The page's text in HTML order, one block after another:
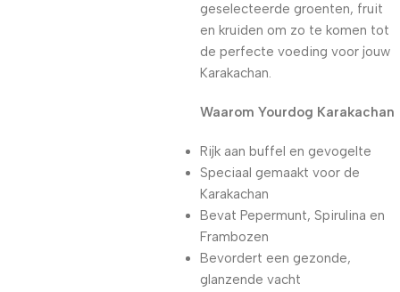
geselecteerde groenten, fruit
en kruiden om zo te komen tot
de perfecte voeding voor jouw
Karakachan.
Waarom Yourdog Karakachan
Rijk aan buffel en gevogelte
Speciaal gemaakt voor de
Karakachan
Bevat Pepermunt, Spirulina en
Frambozen
Bevordert een gezonde,
glanzende vacht